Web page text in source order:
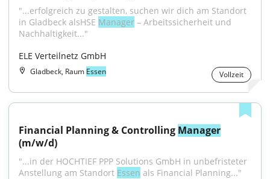
"...erfolgreich zu gestalten, suchen wir dich am Standort
in Gladbeck alsHSE Manager – Arbeitssicherheit und
Nachhaltigkeit..."
ELE Verteilnetz GmbH
Gladbeck, Raum Essen Vollzeit
Financial Planning & Controlling Manager
(m/w/d)
"...in der HOCHTIEF PPP Solutions GmbH in unbefristeter
Anstellung am Standort Essen als Financial Planning..."